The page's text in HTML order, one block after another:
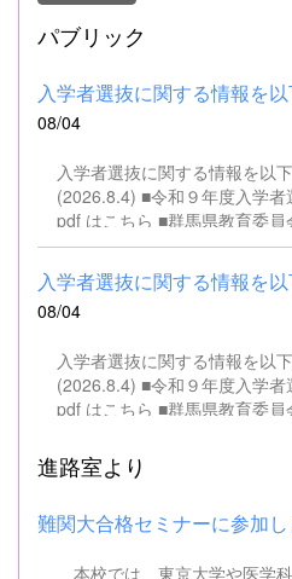
パブリック
08/04
入学者選抜に関する情報を以
(2026.8.4) ■令和９年度入学者
pdf はこちら ■群馬県教育委
するページはこちら
08/04
入学者選抜に関する情報を以
(2026.8.4) ■令和９年度入学者
pdf はこちら ■群馬県教育委
進路室より
難関大合格セミナーに参加
本校では、東京大学や医学